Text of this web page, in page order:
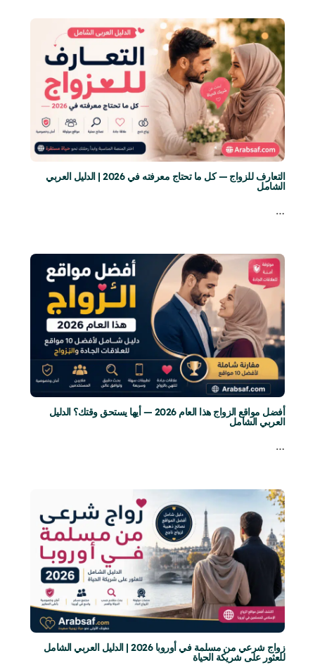
التعارف للزواج — كل ما تحتاج معرفته في 2026 | الدليل العربي
الشامل
…
أفضل مواقع الزواج هذا العام 2026 — أيها يستحق وقتك؟ الدليل
العربي الشامل
…
زواج شرعي من مسلمة في أوروبا 2026 | الدليل العربي الشامل
للعثور على شريكة الحياة